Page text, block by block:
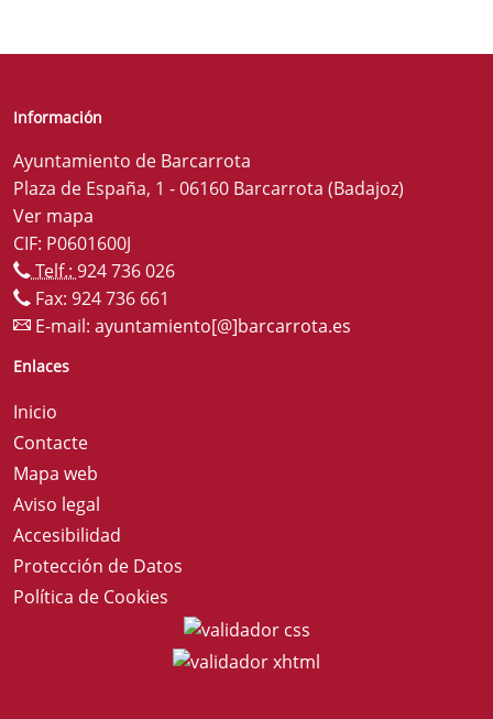
Información
Ayuntamiento de Barcarrota
Plaza de España, 1 - 06160 Barcarrota (Badajoz)
Ver mapa
CIF: P0601600J
Telf.: 924 736 026
Fax: 924 736 661
E-mail: ayuntamiento[@]barcarrota.es
Enlaces
Inicio
Contacte
Mapa web
Aviso legal
Accesibilidad
Protección de Datos
Política de Cookies